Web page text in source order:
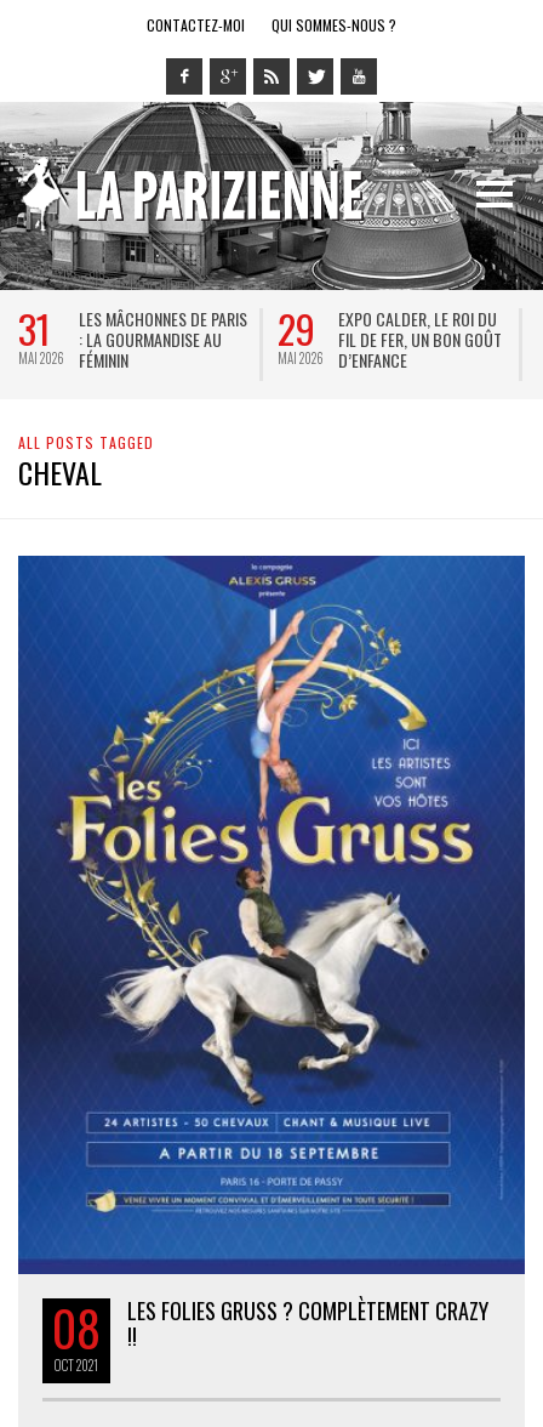
CONTACTEZ-MOI QUI SOMMES-NOUS ?
31
MAI 2026
LES MÂCHONNES DE PARIS
: LA GOURMANDISE AU
FÉMININ
29
MAI 2026
EXPO CALDER, LE ROI DU
FIL DE FER, UN BON GOÛT
D’ENFANCE
ALL POSTS TAGGED
CHEVAL
08
OCT2021
LES FOLIES GRUSS ? COMPLÈTEMENT CRAZY
!!